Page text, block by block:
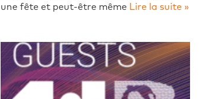
une fête et peut-être même Lire la suite »